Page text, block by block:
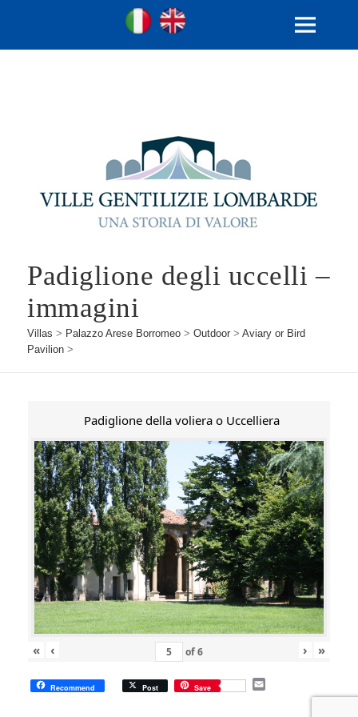
Ville Gentilizie Lombarde
Ita
MENU
Padiglione degli uccelli –
immagini
Villas > Palazzo Arese Borromeo >Outdoor >Aviary or Bird
Pavilion >
Padiglione della voliera o Uccelliera
« ‹ of6 › »
Recommend Post Save